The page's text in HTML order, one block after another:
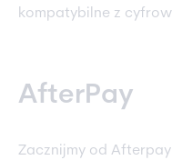
kompatybilne z
AfterPay
Zacznijmy od